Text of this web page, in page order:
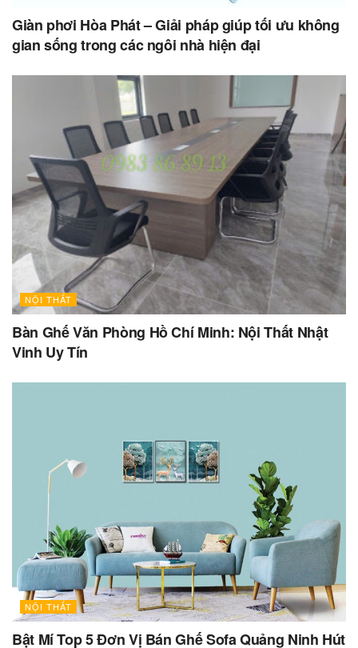
Giàn phơi Hòa Phát – Giải pháp giúp tối ưu không
gian sống trong các ngôi nhà hiện đại
NỘI THẤT
Bàn Ghế Văn Phòng Hồ Chí Minh: Nội Thất Nhật
Vinh Uy Tín
NỘI THẤT
Bật Mí Top 5 Đơn Vị Bán Ghế Sofa Quảng Ninh Hút